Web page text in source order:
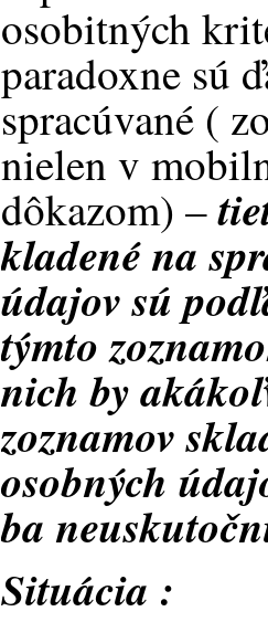
osobitných
paradoxne sú
spracúvané (
nielen v
dôkazom) –
kladené na
údajov sú
týmto
nich by
zoznamov
osobných
ba
Situácia :